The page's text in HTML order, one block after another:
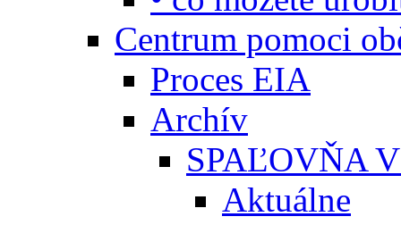
Centrum pomoci
Proces EIA
Archív
SPAĽOVŇA
Aktuálne